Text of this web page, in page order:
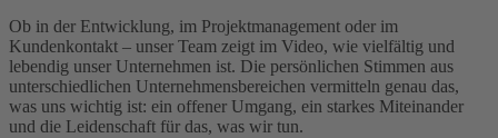
Ob in der Entwicklung, im Projektmanagement oder im
Kundenkontakt – unser Team zeigt im Video, wie vielfältig und
lebendig unser Unternehmen ist. Die persönlichen Stimmen aus
unterschiedlichen Unternehmensbereichen vermitteln genau das,
was uns wichtig ist: ein offener Umgang, ein starkes Miteinander
und die Leidenschaft für das, was wir tun.